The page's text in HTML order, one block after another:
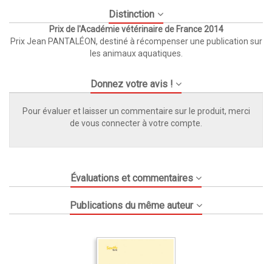
Distinction
Prix de l'Académie vétérinaire de France 2014
Prix Jean PANTALÉON, destiné à récompenser une publication sur
les animaux aquatiques.
Donnez votre avis !
Pour évaluer et laisser un commentaire sur le produit, merci
de vous connecter à votre compte.
Évaluations et commentaires
Publications du même auteur